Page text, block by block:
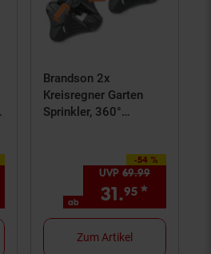
Aktueller Preis: 17,95
Brandson 2x
Kreisregner Garten
Sprinkler, 360°
rotierend, 21 cm lang,
Bewässerungssystem,
Bewässerungsanlagen,
Gardena kompatibel
-54 %
Sie Sparen 54 Prozent,
UVP 69.99
ab 31.95 *
Zum Artikel